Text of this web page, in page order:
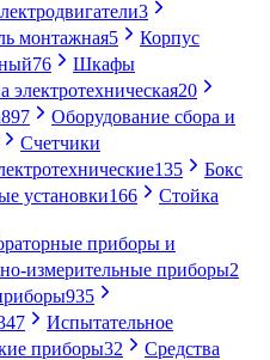
3
монтажная5
Корпус
76
Шкафы
электротехническая20
897
Оборудование сбора и
Счетчики
135
Бокс
установки166
Стойка
приборы и
измерительные приборы2
935
Испытательное
приборы32
Средства